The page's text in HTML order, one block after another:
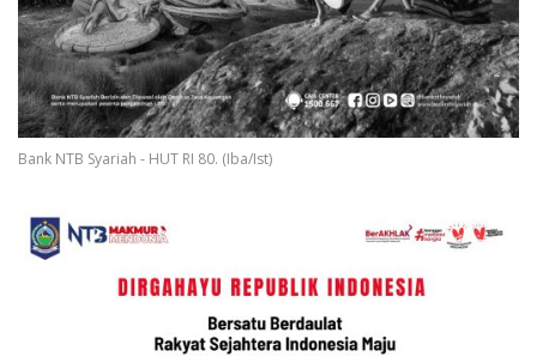
Bank NTB Syariah - HUT RI 80. (Iba/Ist)